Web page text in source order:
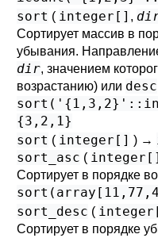
sort ( integer[] ,
Сортирует массив в
убывания.
dir, значением
возрастанию) или desc
{3,2,1}
sort ( integer[] ) →
sort_asc ( integer[]
Сортирует в порядке
sort_desc (
Сортирует в порядке